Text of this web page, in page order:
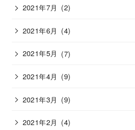
2021年7月 (2)
2021年6月 (4)
2021年5月 (7)
2021年4月 (9)
2021年3月 (9)
2021年2月 (4)